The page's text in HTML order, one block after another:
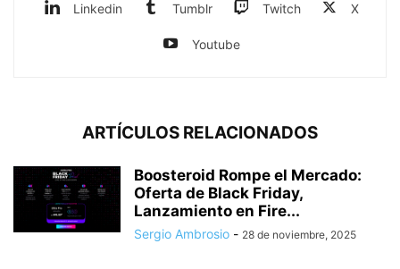
Linkedin Tumblr Twitch X
Youtube
ARTÍCULOS RELACIONADOS
Boosteroid Rompe el Mercado:
Oferta de Black Friday,
Lanzamiento en Fire...
Sergio Ambrosio - 28 de noviembre, 2025